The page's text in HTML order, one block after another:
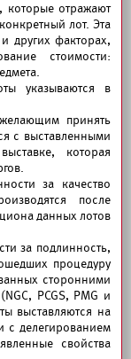
которые отражают
лот. Эта
других факторах,
стоимости:
указываются в
принять
с выставленными
которая
за качество
после
данных лотов
за подлинность,
процедуру
сторонними
PCGS, PMG и
выставляются на
с делегированием
свойства